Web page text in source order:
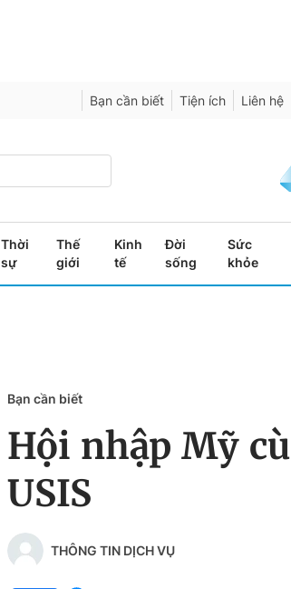
Bạn cần biết Tiện ích Liên hệ
Thời
sự
Thế
giới
Kinh
tế
Đời
sống
Sức
khỏe
Bạn cần biết
Hội nhập Mỹ
USIS
THÔNG TIN DỊCH VỤ